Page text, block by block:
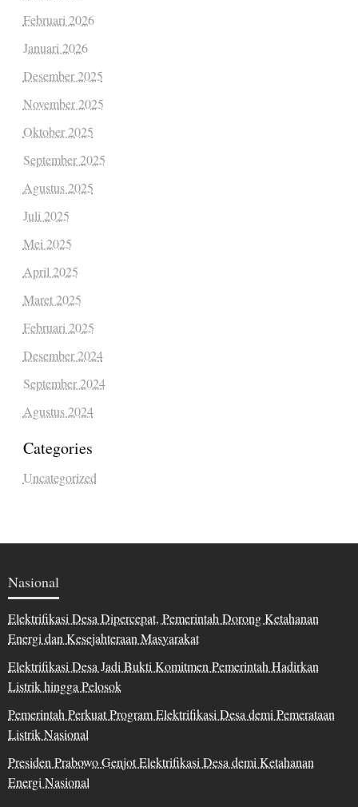
Februari 2026
Januari 2026
Desember 2025
November 2025
Oktober 2025
September 2025
Agustus 2025
Juli 2025
Mei 2025
April 2025
Maret 2025
Februari 2025
Desember 2024
September 2024
Agustus 2024
Categories
Uncategorized
Nasional
Elektrifikasi Desa Dipercepat, Pemerintah Dorong Ketahanan
Energi dan Kesejahteraan Masyarakat
Elektrifikasi Desa Jadi Bukti Komitmen Pemerintah Hadirkan
Listrik hingga Pelosok
Pemerintah Perkuat Program Elektrifikasi Desa demi Pemerataan
Listrik Nasional
Presiden Prabowo Genjot Elektrifikasi Desa demi Ketahanan
Energi Nasional